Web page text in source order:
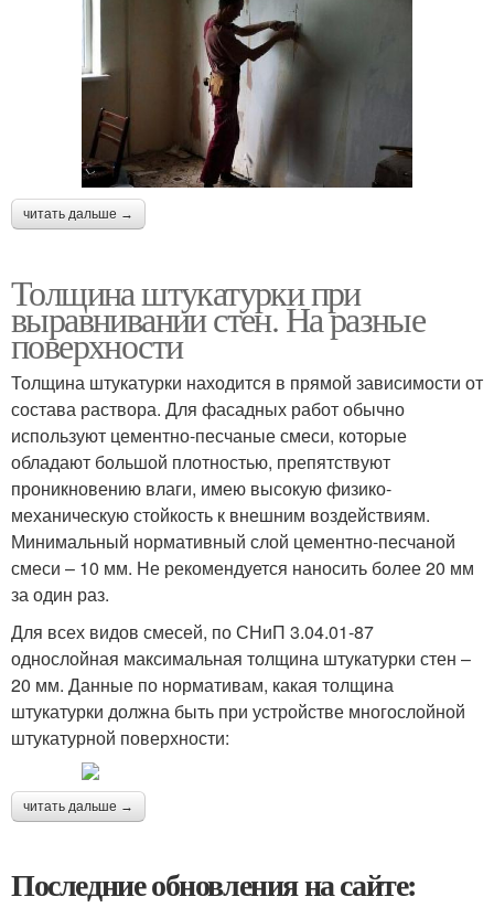
читать дальше →
Толщина штукатурки при
выравнивании стен. На разные
поверхности
Толщина штукатурки находится в прямой зависимости от
состава раствора. Для фасадных работ обычно
используют цементно-песчаные смеси, которые
обладают большой плотностью, препятствуют
проникновению влаги, имею высокую физико-
механическую стойкость к внешним воздействиям.
Минимальный нормативный слой цементно-песчаной
смеси – 10 мм. Не рекомендуется наносить более 20 мм
за один раз.
Для всех видов смесей, по СНиП 3.04.01-87
однослойная максимальная толщина штукатурки стен –
20 мм. Данные по нормативам, какая толщина
штукатурки должна быть при устройстве многослойной
штукатурной поверхности:
читать дальше →
Последние обновления на сайте: